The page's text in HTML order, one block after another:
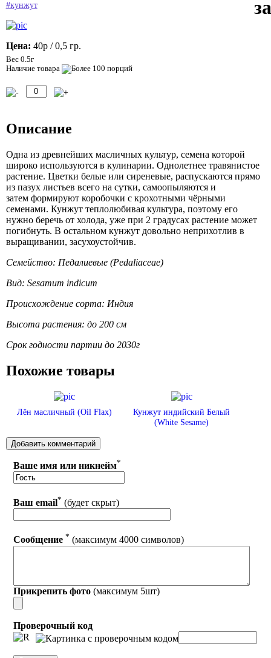
#кунжут
Цена: 40р / 0,5 гр.
Вес 0.5г
Наличие товара
Описание
Одна из древнейших масличных культур, семена которой
широко используются в кулинарии. Однолетнее травянистое
растение. Цветки белые или сиреневые, распускаются прямо
из пазух листьев всего на сутки, самоопыляются и
затем формируют коробочки с крохотными чёрными
семенами. Кунжут теплолюбивая культура, поэтому его
нужно беречь от холода, уже при 2 градусах растение может
погибнуть. В остальном кунжут довольно неприхотлив в
выращивании, засухоустойчив.
Семейство: Педалиевые (Pedaliaceae)
Вид: Sesamum indicum
Происхождение сорта: Индия
Высота растения: до 200 см
Срок годности партии до 2030г
Похожие товары
Лён масличный (Oil Flax)
Кунжут индийский Белый
(White Sesame)
Ваше имя или никнейм*
Ваш email* (будет скрыт)
Сообщение * (максимум 4000 символов)
Прикрепить фото (максимум 5шт)
Проверочный код